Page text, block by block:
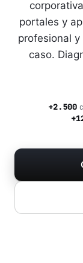
portales y
profesional
caso.
+2.500